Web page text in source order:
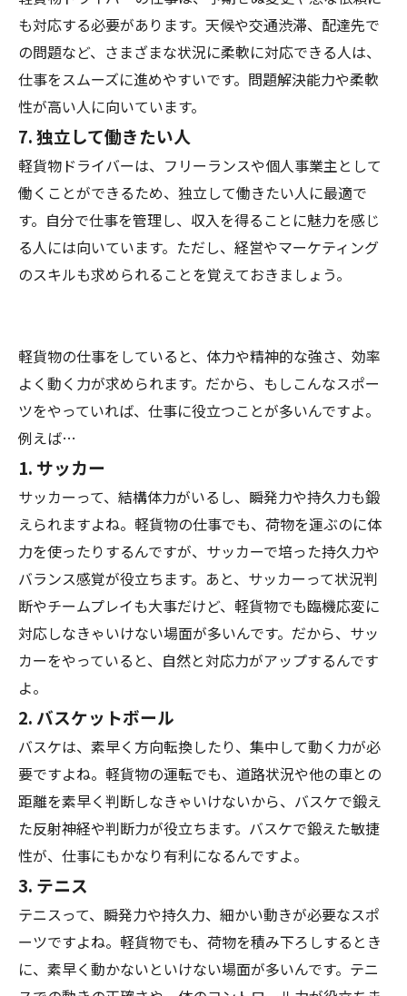
も対応する必要があります。天候や交通渋滞、配達先で
の問題など、さまざまな状況に柔軟に対応できる人は、
仕事をスムーズに進めやすいです。問題解決能力や柔軟
性が高い人に向いています。
7.独立して働きたい人
軽貨物ドライバーは、フリーランスや個人事業主として
働くことができるため、独立して働きたい人に最適で
す。自分で仕事を管理し、収入を得ることに魅力を感じ
る人には向いています。ただし、経営やマーケティング
のスキルも求められることを覚えておきましょう。
軽貨物の仕事をしていると、体力や精神的な強さ、効率
よく動く力が求められます。だから、もしこんなスポー
ツをやっていれば、仕事に役立つことが多いんですよ。
例えば…
1. サッカー
サッカーって、結構体力がいるし、瞬発力や持久力も鍛
えられますよね。軽貨物の仕事でも、荷物を運ぶのに体
力を使ったりするんですが、サッカーで培った持久力や
バランス感覚が役立ちます。あと、サッカーって状況判
断やチームプレイも大事だけど、軽貨物でも臨機応変に
対応しなきゃいけない場面が多いんです。だから、サッ
カーをやっていると、自然と対応力がアップするんです
よ。
2. バスケットボール
バスケは、素早く方向転換したり、集中して動く力が必
要ですよね。軽貨物の運転でも、道路状況や他の車との
距離を素早く判断しなきゃいけないから、バスケで鍛え
た反射神経や判断力が役立ちます。バスケで鍛えた敏捷
性が、仕事にもかなり有利になるんですよ。
3. テニス
テニスって、瞬発力や持久力、細かい動きが必要なスポ
ーツですよね。軽貨物でも、荷物を積み下ろしするとき
に、素早く動かないといけない場面が多いんです。テニ